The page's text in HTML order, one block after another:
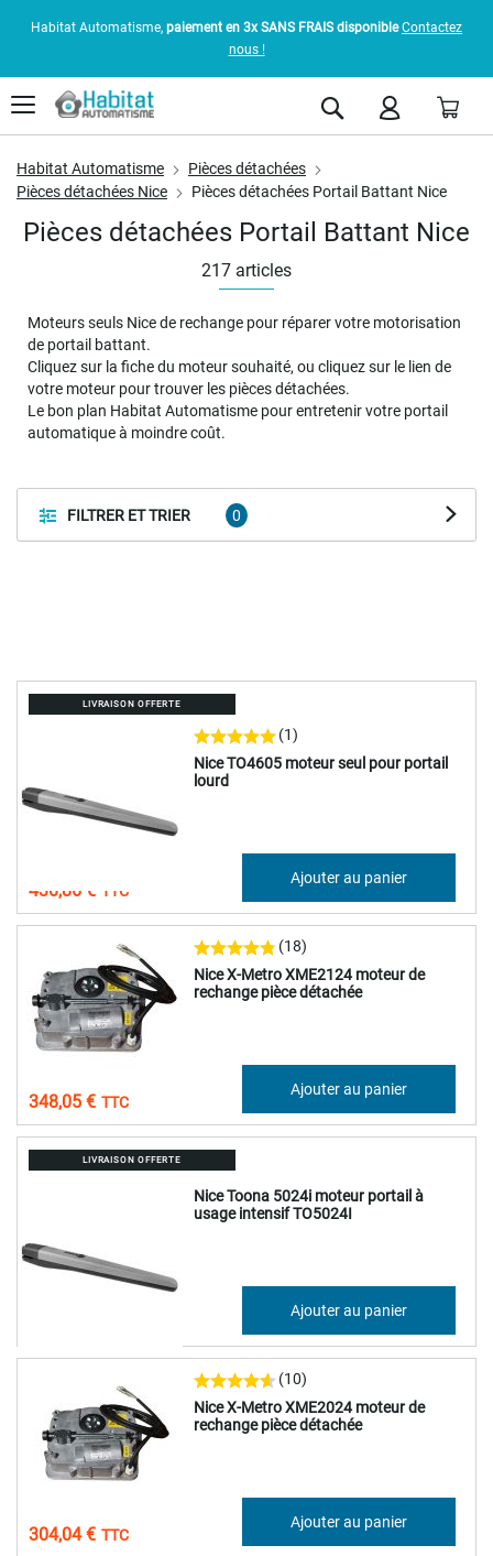
Habitat Automatisme, paiement en 3x SANS FRAIS disponible Contactez
nous !
Rechercher
Habitat Automatisme
Pièces détachées
Pièces détachées Nice
Pièces détachées Portail Battant Nice
FILTRER ET TRIER
217 articles
Pièces détachées Portail Battant Nice
Moteurs seuls Nice de rechange pour réparer votre motorisation
de portail battant.
Cliquez sur la fiche du moteur souhaité, ou cliquez sur le lien de
votre moteur pour trouver les pièces détachées.
Le bon plan Habitat Automatisme pour entretenir votre portail
automatique à moindre coût.
LIVRAISON OFFERTE
Nice TO4605 moteur seul pour portail
lourd
(1)
430,86 €
Ajouter au panier
Nice X-Metro XME2124 moteur de
rechange pièce détachée
(18)
348,05 €
Ajouter au panier
LIVRAISON OFFERTE
Nice Toona 5024i moteur portail à
usage intensif TO5024I
Ajouter au panier
Nice X-Metro XME2024 moteur de
rechange pièce détachée
(10)
304,04 €
Ajouter au panier